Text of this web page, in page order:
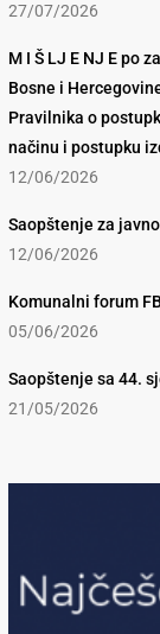
27/07/2026
M I Š LJ E NJ E po
Bosne i
Pravilnika o
načinu i postupku
12/06/2026
Saopštenje za
12/06/2026
Komunalni forum
05/06/2026
Saopštenje sa 44.
21/05/2026